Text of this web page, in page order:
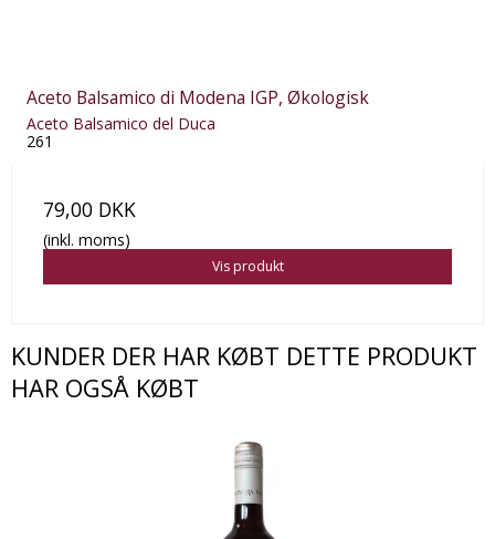
Aceto Balsamico di Modena IGP, Økologisk
Aceto Balsamico del Duca
261
79,00 DKK
(inkl. moms)
Vis produkt
KUNDER DER HAR KØBT DETTE PRODUKT
HAR OGSÅ KØBT